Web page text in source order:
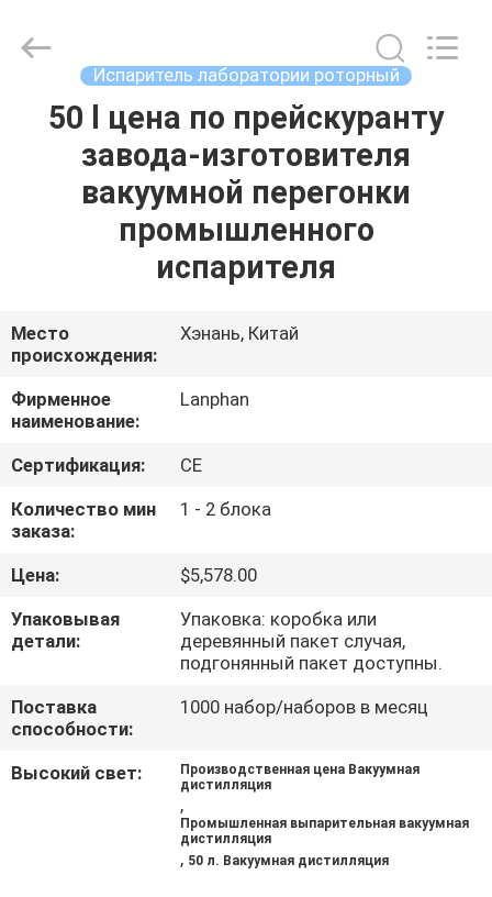
ДОМ
ПРОДУКТЫ
О
НАС
ПУТЕШЕСТВИЕ
ФАБРИКИ
ПРОВЕРКА
КАЧЕСТВА
СВЯЖИТЕСЬ
СПРОСИТЕ
Industry
Co.,Ltd.
Испаритель лаборатории роторный
50 l цена по прейскуранту
завода-изготовителя
вакуумной перегонки
промышленного
испарителя
Место
происхождения:
Хэнань, Китай
Фирменное
наименование:
Lanphan
Сертификация:
CE
Количество мин
заказа:
1 - 2 блока
Цена:
$5,578.00
Упаковывая
детали:
Упаковка: коробка или
деревянный пакет случая,
подгонянный пакет доступны.
Поставка
способности:
1000 набор/наборов в месяц
Высокий свет:
Производственная цена Вакуумная
дистилляция
,
Промышленная выпарительная вакуумная
дистилляция
, 50 л. Вакуумная дистилляция